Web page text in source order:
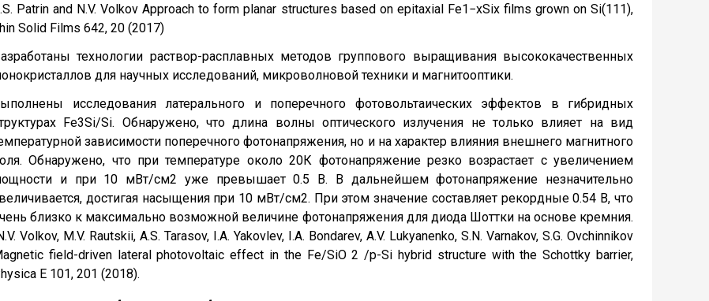
Patrin and N.V. Volkov Approach to form planar structures based on epitaxial Fe1−xSix films grown on Si(111),
Solid Films 642, 20 (2017)
технологии раствор-расплавных методов группового выращивания высококачественных
для научных исследований, микроволновой техники и магнитооптики.
исследования латерального и поперечного фотовольтаических эффектов в гибридных
Fe3Si/Si. Обнаружено, что длина волны оптического излучения не только влияет на вид
зависимости поперечного фотонапряжения, но и на характер влияния внешнего магнитного
Обнаружено, что при температуре около 20К фотонапряжение резко возрастает с увеличением
и при 10 мВт/см2 уже превышает 0.5 В. В дальнейшем фотонапряжение незначительно
достигая насыщения при 10 мВт/см2. При этом значение составляет рекордные 0.54 В, что
близко к максимально возможной величине фотонапряжения для диода Шоттки на основе кремния.
Volkov, M.V. Rautskii, A.S. Tarasov, I.A. Yakovlev, I.A. Bondarev, A.V. Lukyanenko, S.N. Varnakov, S.G. Ovchinnikov
field-driven lateral photovoltaic effect in the Fe/SiO 2 /p-Si hybrid structure with the Schottky barrier,
E 101, 201 (2018).